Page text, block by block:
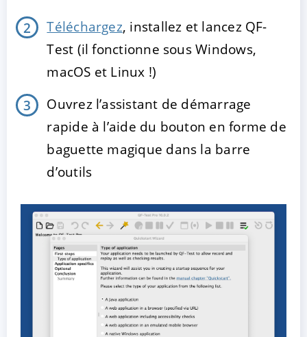
Téléchargez, installez et lancez QF-
Test (il fonctionne sous Windows,
macOS et Linux !)
Ouvrez l’assistant de démarrage
rapide à l’aide du bouton en forme de
baguette magique dans la barre
d’outils